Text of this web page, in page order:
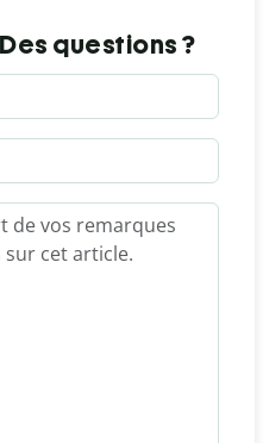
questions ?